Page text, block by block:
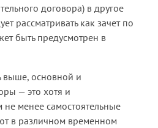
договора) в другое
рассматривать как зачет по
быть предусмотрен в
выше, основной и
— это хотя и
менее самостоятельные
в различном временном